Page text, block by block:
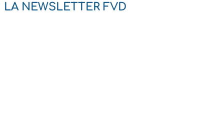
LA NEWSLETTER FVD